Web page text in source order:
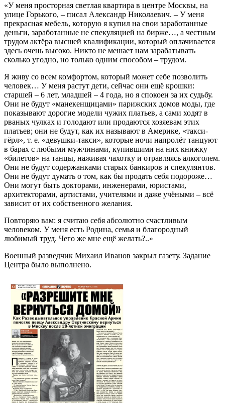
«У меня просторная светлая квартира в центре Москвы, на
улице Горького, – писал Александр Николаевич. – У меня
прекрасная мебель, которую я купил на свои заработанные
деньги, заработанные не спекуляцией на бирже…, а честным
трудом актёра высшей квалификации, который оплачивается
здесь очень высоко. Никто не мешает нам зарабатывать
сколько угодно, но только одним способом – трудом.
Я живу со всем комфортом, который может себе позволить
человек… У меня растут дети, сейчас они ещё крошки:
старшей – 6 лет, младшей – 4 года, но я спокоен за их судьбу.
Они не будут «манекенщицами» парижских домов моды, где
показывают дорогие модели чужих платьев, а сами ходят в
рваных чулках и голодают или продаются хозяевам этих
платьев; они не будут, как их называют в Америке, «такси-
гёрл», т. е. «девушки-такси», которые ночи напролёт танцуют
в барах с любыми мужчинами, купившими на них книжку
«билетов» на танцы, наживая чахотку и отравляясь алкоголем.
Они не будут содержанками старых банкиров и спекулянтов.
Они не будут думать о том, как бы продать себя подороже…
Они могут быть докторами, инженерами, юристами,
архитекторами, артистами, учителями и даже учёными – всё
зависит от их собственного желания.
Повторяю вам: я считаю себя абсолютно счастливым
человеком. У меня есть Родина, семья и благородный
любимый труд. Чего же мне ещё желать?..»
Военный разведчик Михаил Иванов закрыл газету. Задание
Центра было выполнено.